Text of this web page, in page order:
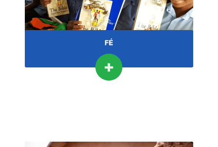
FÉ
A fé nos traz um sentido de significado e
propósito, permitindo-nos criar um caminho
oferece apoio e conforto. Isso é o que
tentamos alcançar nessas comunidades,